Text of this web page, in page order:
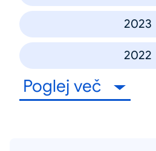
2023
2022
Poglej več